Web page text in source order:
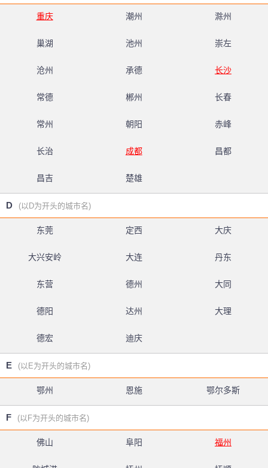
重庆 潮州 滁州
巢湖 池州 崇左
沧州 承德 长沙
常德 郴州 长春
常州 朝阳 赤峰
长治 成都 昌都
昌吉 楚雄
D (以D为开头的城市名)
东莞 定西 大庆
大兴安岭 大连 丹东
东营 德州 大同
德阳 达州 大理
德宏 迪庆
E (以E为开头的城市名)
鄂州 恩施 鄂尔多斯
F (以F为开头的城市名)
佛山 阜阳 福州